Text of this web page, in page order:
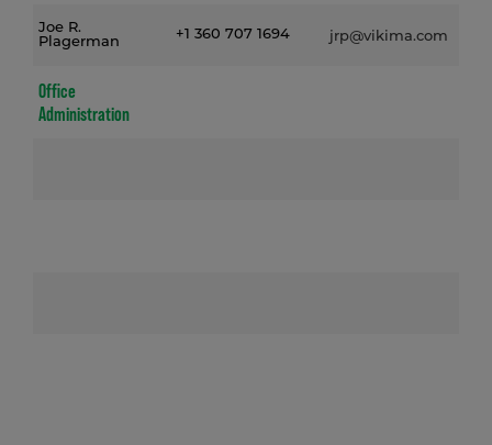
Joe R.
Plagerman
+1 360 707 1694 jrp@vikima.com
Office
Administration